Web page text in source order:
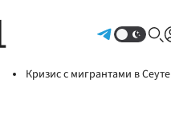
Кризис с мигрантами в Сеуте